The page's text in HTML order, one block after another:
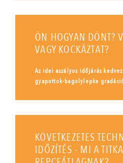
ÖN HOGYAN DÖNT?
VAGY KOCKÁZTAT?
Az idei aszályos időjárás
gyapottok-bagolylepke
KÖVETKEZETES
IDŐZÍTÉS - MI A